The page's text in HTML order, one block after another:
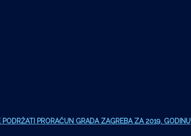
PODRŽATI PRORAČUN GRADA ZAGREBA ZA 2019. GODINU